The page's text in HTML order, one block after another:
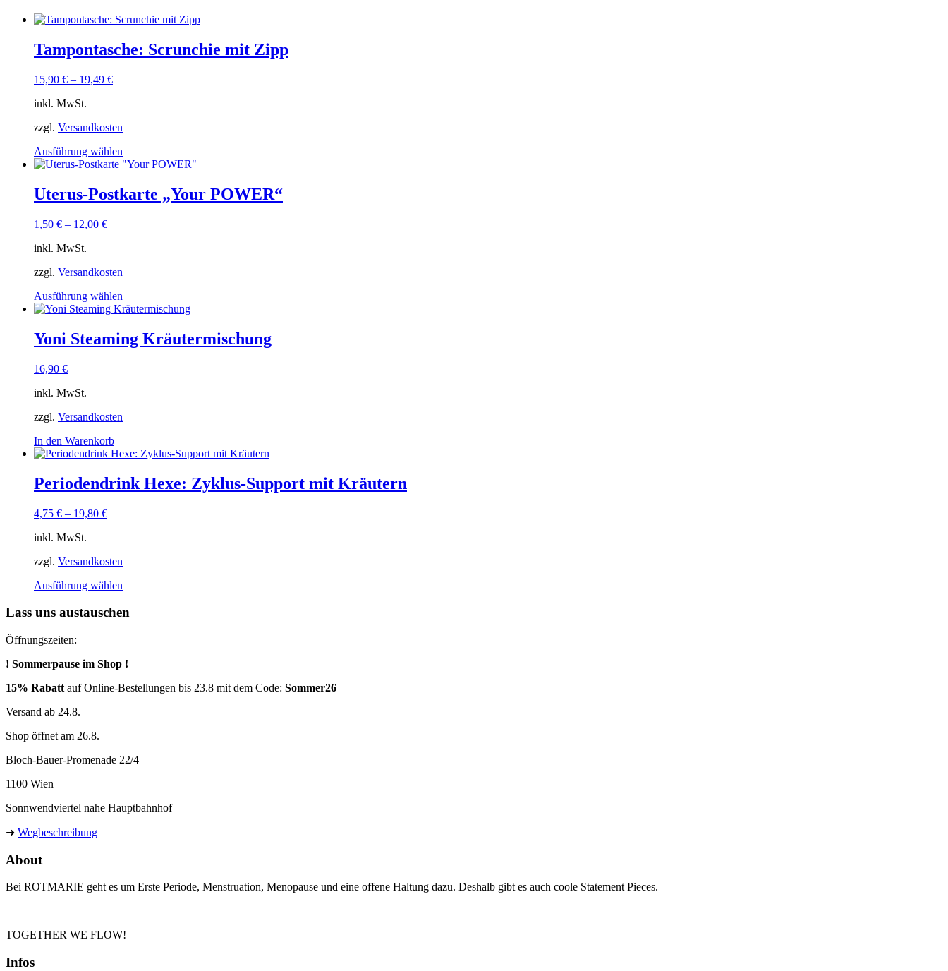
Tampontasche: Scrunchie mit Zipp
15,90 € – 19,49 €
inkl. MwSt.
zzgl. Versandkosten
Ausführung wählen
Produkt
mehrere
Varianten
der
gewählt
werden
Uterus-Postkarte „Your POWER“
1,50 € – 12,00 €
inkl. MwSt.
zzgl. Versandkosten
Ausführung wählen
Produkt
mehrere
Varianten
der
gewählt
werden
Yoni Steaming Kräutermischung
16,90 €
inkl. MwSt.
zzgl. Versandkosten
In den Warenkorb
Periodendrink Hexe: Zyklus-Support mit Kräutern
4,75 € – 19,80 €
inkl. MwSt.
zzgl. Versandkosten
Ausführung wählen
weist
Die
können
Lass uns austauschen
Öffnungszeiten:
! Sommerpause im Shop !
15% Rabatt auf Online-Bestellungen bis 23.8 mit dem Code: Sommer26
Versand ab 24.8.
Shop öffnet am 26.8.
Bloch-Bauer-Promenade 22/4
1100 Wien
Sonnwendviertel nahe Hauptbahnhof
➜ Wegbeschreibung
About
Bei ROTMARIE geht es um Erste Periode, Menstruation, Menopause und eine offene Haltung dazu. Deshalb gibt es auch coole Statement Pieces.
TOGETHER WE FLOW!
Infos